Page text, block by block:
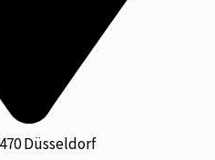
Düsseldorf